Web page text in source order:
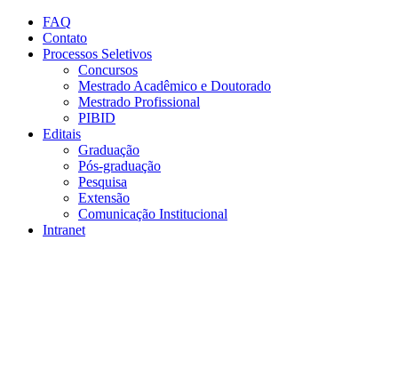
Conteúdo principal
FAQ
Contato
Processos Seletivos
Concursos
Mestrado Acadêmico e Doutorado
Mestrado Profissional
PIBID
Editais
Graduação
Pós-graduação
Pesquisa
Extensão
Comunicação Institucional
Intranet